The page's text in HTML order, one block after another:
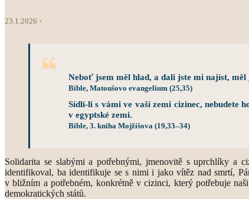
23.1.2026
Neboť jsem měl hlad, a dali jste mi najíst,
Bible, Matoušovo evangelium (25,35)
Sídlí-li s vámi ve vaší zemi cizinec, nebudete
v egyptské zemi.
Bible, 3. kniha Mojžíšova (19,33–34)
Solidarita se slabými a potřebnými, jmenovitě s uprchlíky a
identifikoval, ba identifikuje se s nimi i jako vítěz nad smrtí,
v bližním a potřebném, konkrétně v cizinci, který potřebuje
demokratických států.